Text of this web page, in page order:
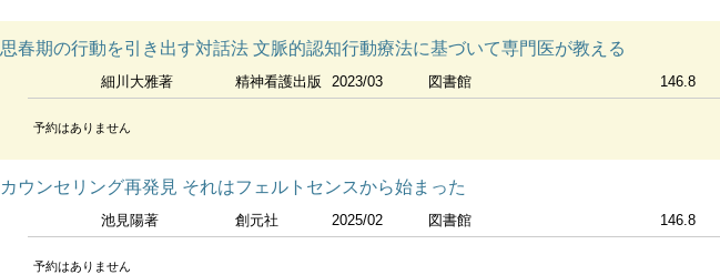
思春期の行動を引き出す対話法 文脈的認知行動療法に基づいて専門医が教える
細川大雅著 精神看護出版 2023/03 図書館 146.8
予約はありません
カウンセリング再発見 それはフェルトセンスから始まった
池見陽著 創元社 2025/02 図書館 146.8
予約はありません